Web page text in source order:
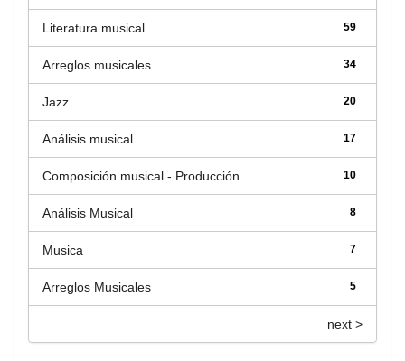
59
Literatura musical
34
Arreglos musicales
20
Jazz
17
Análisis musical
10
Composición musical - Producción ...
8
Análisis Musical
7
Musica
5
Arreglos Musicales
next >